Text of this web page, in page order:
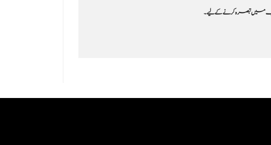
جب میں تبصرہ کرنے کےلیے۔